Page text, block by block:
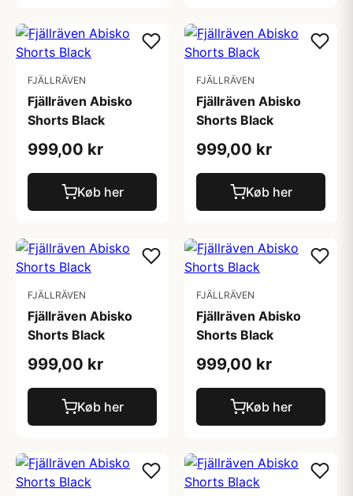
FJÄLLRÄVEN
Fjällräven Abisko
Shorts Black
999,00 kr
Køb her
FJÄLLRÄVEN
Fjällräven Abisko
Shorts Black
999,00 kr
Køb her
FJÄLLRÄVEN
Fjällräven Abisko
Shorts Black
999,00 kr
Køb her
FJÄLLRÄVEN
Fjällräven Abisko
Shorts Black
999,00 kr
Køb her